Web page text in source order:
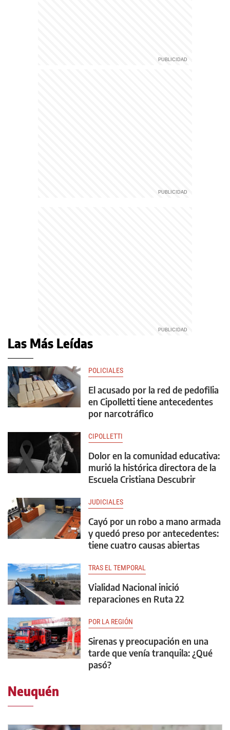
Las Más Leídas
POLICIALES
El acusado por la red de pedofilia
en Cipolletti tiene antecedentes
por narcotráfico
CIPOLLETTI
Dolor en la comunidad educativa:
murió la histórica directora de la
Escuela Cristiana Descubrir
JUDICIALES
Cayó por un robo a mano armada
y quedó preso por antecedentes:
tiene cuatro causas abiertas
TRAS EL TEMPORAL
Vialidad Nacional inició
reparaciones en Ruta 22
POR LA REGIÓN
Sirenas y preocupación en una
tarde que venía tranquila: ¿Qué
pasó?
Neuquén